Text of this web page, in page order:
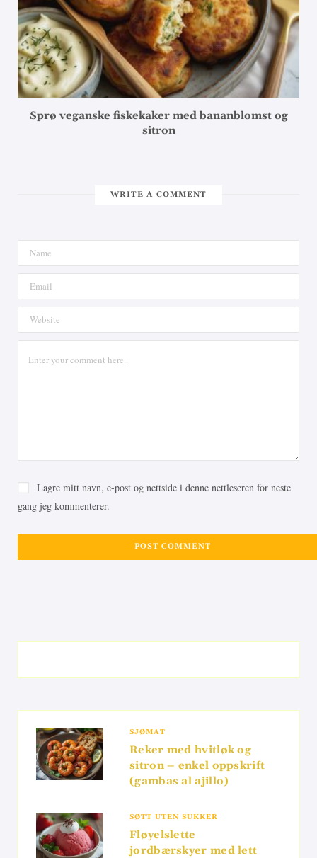
Sprø veganske fiskekaker med bananblomst og
sitron
WRITE A COMMENT
Lagre mitt navn, e-post og nettside i denne nettleseren for neste
gang jeg kommenterer.
SJØMAT
Reker med hvitløk og
sitron – enkel oppskrift
(gambas al ajillo)
SØTT UTEN SUKKER
Fløyelslette
jordbærskyer med lett